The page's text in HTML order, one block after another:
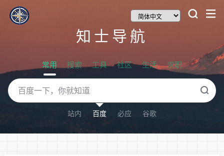
知士导航
常用 搜索 工具 社区 生活 求职
站内 百度 必应 谷歌